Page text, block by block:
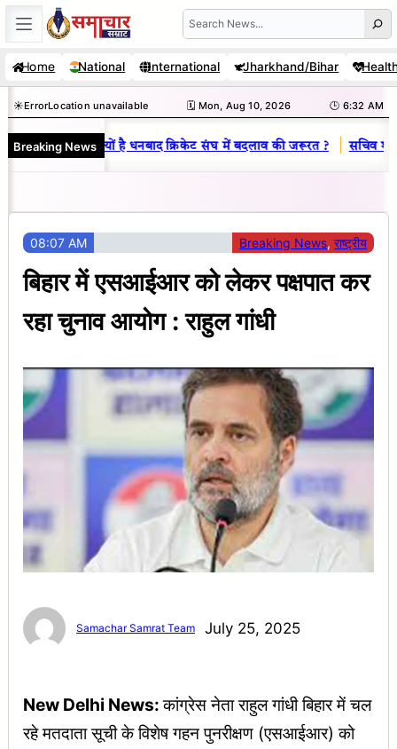
Skip
to
content
Search
Home National International Jharkhand/Bihar
☀️ErrorLocation unavailable 🗓️ Mon, Aug 10, 2026 🕒 6:32 AM
Breaking News
राज : जानें क्यों है धनबाद क्रिकेट संघ में बदलाव की जरूरत ? | सचिव शैलेंद्र
08:07 AM Breaking News, राष्ट्रीय
बिहार में एसआईआर को लेकर पक्षपात कर
रहा चुनाव आयोग : राहुल गांधी
Samachar Samrat Team July 25, 2025
New Delhi News:कांग्रेस नेता राहुल गांधी बिहार में चल
रहे मतदाता सूची के विशेष गहन पुनरीक्षण (एसआईआर) को